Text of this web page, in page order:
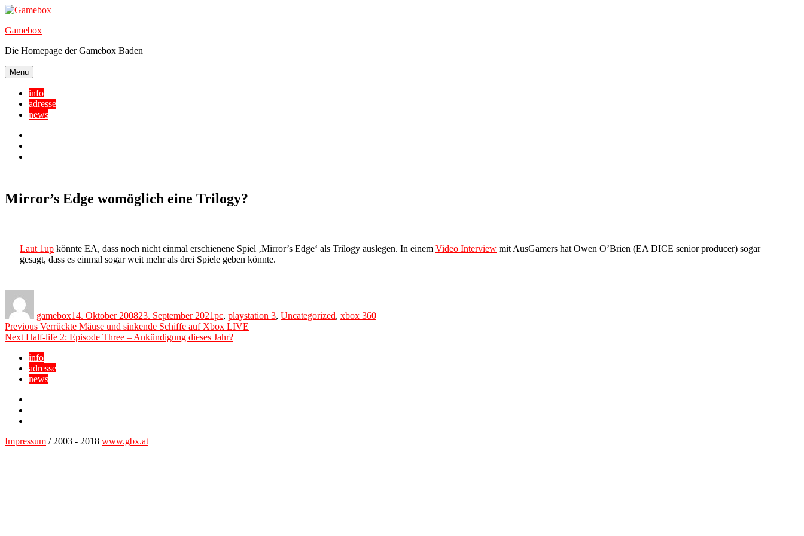
Skip
content
Gamebox
Die Homepage der Gamebox Baden
Menu
info
adresse
news
Mirror’s Edge womöglich eine Trilogy?
Laut 1up könnte EA, dass noch nicht einmal erschienene Spiel ‚Mirror’s Edge‘ als Trilogy auslegen. In einem Video Interview mit AusGamers hat Owen O’Brien (EA DICE senior producer) sogar
gesagt, dass es einmal sogar weit mehr als drei Spiele geben könnte.
gamebox14. Oktober 200823. September 2021pc, playstation 3, Uncategorized, xbox 360
Beitragsnavigation
Previous Previous
post:
Verrückte Mäuse und sinkende Schiffe auf Xbox LIVE
Next Next
Half-life 2: Episode Three – Ankündigung dieses Jahr?
info
adresse
news
Impressum / 2003 - 2018 www.gbx.at